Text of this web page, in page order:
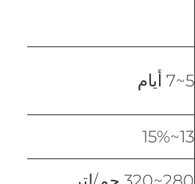
5~7 أيام
13~15%